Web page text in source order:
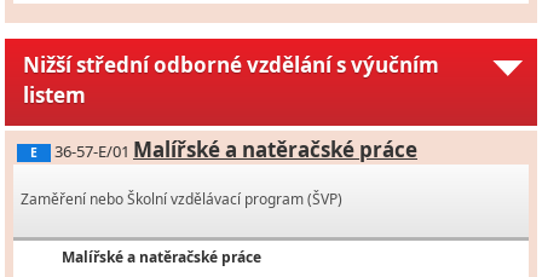
Nižší střední odborné vzdělání s výučním
listem
E 36-57-E/01 Malířské a natěračské práce
Zaměření nebo Školní vzdělávací program (ŠVP)
Malířské a natěračské práce